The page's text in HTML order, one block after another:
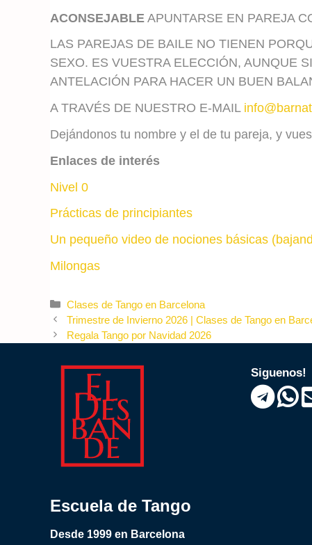
ACONSEJABLE APUNTARSE EN PAREJA
LAS PAREJAS DE BAILE NO TIENEN
SEXO. ES VUESTRA ELECCIÓN, AUNQUE
ANTELACIÓN PARA HACER UN BUEN
A TRAVÉS DE NUESTRO E-MAIL
Dejándonos tu nombre y el de tu pareja, y
Enlaces de interés
Nivel 0
Prácticas de principiantes
Un pequeño video de nociones básicas
Milongas
Categories
Clases de Tango en Barcelona
Trimestre de Invierno 2026 | Clases de Tango en
Regala Tango por Navidad 2026
Escuela de Tango
Desde 1999 en Barcelona
Siguenos!